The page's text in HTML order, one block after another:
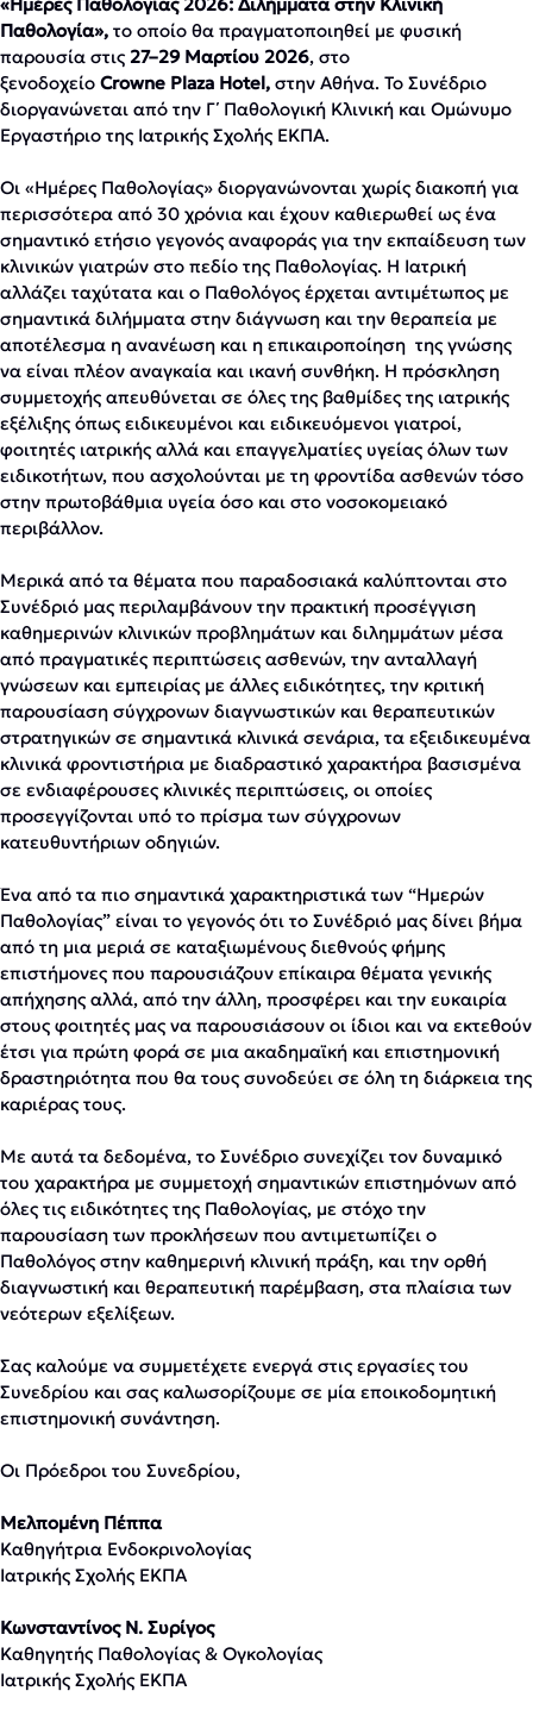
Παθολογία», το οποίο θα πραγματοποιηθεί με φυσική
παρουσία στις 27–29 Μαρτίου 2026, στο
ξενοδοχείο Crowne Plaza Hotel, στην Αθήνα. Το Συνέδριο
διοργανώνεται από την Γ΄ Παθολογική Κλινική και Ομώνυμο
Εργαστήριο της Ιατρικής Σχολής ΕΚΠΑ.
Οι «Ημέρες Παθολογίας» διοργανώνονται χωρίς διακοπή για
περισσότερα από 30 χρόνια και έχουν καθιερωθεί ως ένα
σημαντικό ετήσιο γεγονός αναφοράς για την εκπαίδευση των
κλινικών γιατρών στο πεδίο της Παθολογίας. Η Ιατρική
αλλάζει ταχύτατα και ο Παθολόγος έρχεται αντιμέτωπος με
σημαντικά διλήμματα στην διάγνωση και την θεραπεία με
αποτέλεσμα η ανανέωση και η επικαιροποίηση της γνώσης
να είναι πλέον αναγκαία και ικανή συνθήκη. Η πρόσκληση
συμμετοχής απευθύνεται σε όλες της βαθμίδες της ιατρικής
εξέλιξης όπως ειδικευμένοι και ειδικευόμενοι γιατροί,
φοιτητές ιατρικής αλλά και επαγγελματίες υγείας όλων των
ειδικοτήτων, που ασχολούνται με τη φροντίδα ασθενών τόσο
στην πρωτοβάθμια υγεία όσο και στο νοσοκομειακό
περιβάλλον.
Μερικά από τα θέματα που παραδοσιακά καλύπτονται στο
Συνέδριό μας περιλαμβάνουν την πρακτική προσέγγιση
καθημερινών κλινικών προβλημάτων και διλημμάτων μέσα
από πραγματικές περιπτώσεις ασθενών, την ανταλλαγή
γνώσεων και εμπειρίας με άλλες ειδικότητες, την κριτική
παρουσίαση σύγχρονων διαγνωστικών και θεραπευτικών
στρατηγικών σε σημαντικά κλινικά σενάρια, τα εξειδικευμένα
κλινικά φροντιστήρια με διαδραστικό χαρακτήρα βασισμένα
σε ενδιαφέρουσες κλινικές περιπτώσεις, οι οποίες
προσεγγίζονται υπό το πρίσμα των σύγχρονων
κατευθυντήριων οδηγιών.
Ένα από τα πιο σημαντικά χαρακτηριστικά των “Ημερών
Παθολογίας” είναι το γεγονός ότι το Συνέδριό μας δίνει βήμα
από τη μια μεριά σε καταξιωμένους διεθνούς φήμης
επιστήμονες που παρουσιάζουν επίκαιρα θέματα γενικής
απήχησης αλλά, από την άλλη, προσφέρει και την ευκαιρία
στους φοιτητές μας να παρουσιάσουν οι ίδιοι και να εκτεθούν
έτσι για πρώτη φορά σε μια ακαδημαϊκή και επιστημονική
δραστηριότητα που θα τους συνοδεύει σε όλη τη διάρκεια της
καριέρας τους.
Με αυτά τα δεδομένα, το Συνέδριο συνεχίζει τον δυναμικό
του χαρακτήρα με συμμετοχή σημαντικών επιστημόνων από
όλες τις ειδικότητες της Παθολογίας, με στόχο την
παρουσίαση των προκλήσεων που αντιμετωπίζει ο
Παθολόγος στην καθημερινή κλινική πράξη, και την ορθή
διαγνωστική και θεραπευτική παρέμβαση, στα πλαίσια των
νεότερων εξελίξεων.
Σας καλούμε να συμμετέχετε ενεργά στις εργασίες του
Συνεδρίου και σας καλωσορίζουμε σε μία εποικοδομητική
επιστημονική συνάντηση.
Οι Πρόεδροι του Συνεδρίου,
Μελπομένη Πέππα
Καθηγήτρια Ενδοκρινολογίας
Ιατρικής Σχολής ΕΚΠΑ
Κωνσταντίνος Ν. Συρίγος
Καθηγητής Παθολογίας & Ογκολογίας
Ιατρικής Σχολής ΕΚΠΑ